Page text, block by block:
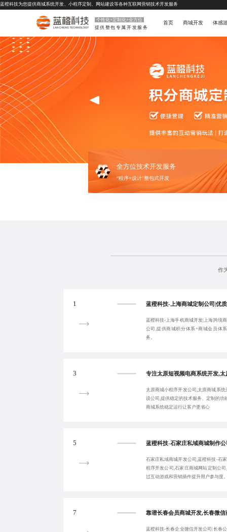
蓝橙科技为您提供商城系统开发、 小程序定制 、 网站建设等各种互联网营销技术开发服务
个性化+定制化+全方位
提供整包专属开发服务
首页 商城开发 体感
全方位技术开发服务
“程序+设计”整包式开发
作
1
蓝橙科技-上海手机商城开发|上海跨境
公司,提供商城积分体系+商城会员体
务。
3
太原商城小程序开发公司,太原商城系
设公司,提供稳定的技术服务、定制的功
商城系统稳定运行让客户更省心
5
石家庄私域商城开发公司,蓝橙科技-石
程序开发公司,石家庄商城网站定制公
过互动游戏和营销插件提升用户参与度
7
蓝橙科技-长春企业微信开发公司|长春